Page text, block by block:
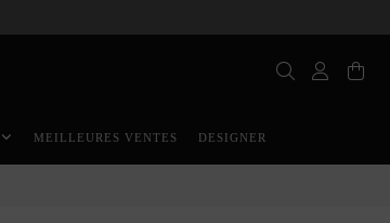
MEILLEURES VENTES DESIGNER